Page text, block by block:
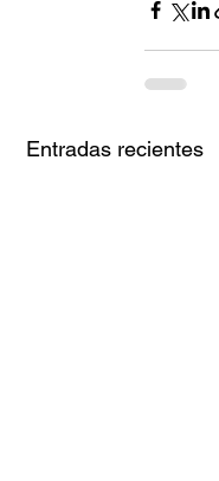
Entradas recientes